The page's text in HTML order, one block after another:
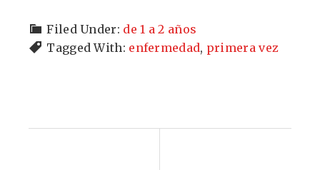
Filed Under: de 1 a 2 años
Tagged With: enfermedad, primera vez